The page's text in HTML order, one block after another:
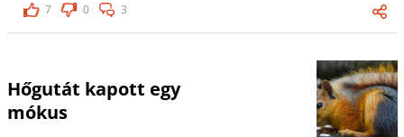
7
0 3
Hőgutát kapott egy
mókus